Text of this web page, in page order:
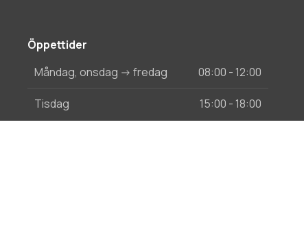
Öppettider
08:00 - 12:00
Måndag, onsdag -> fredag
15:00 - 18:00
Tisdag